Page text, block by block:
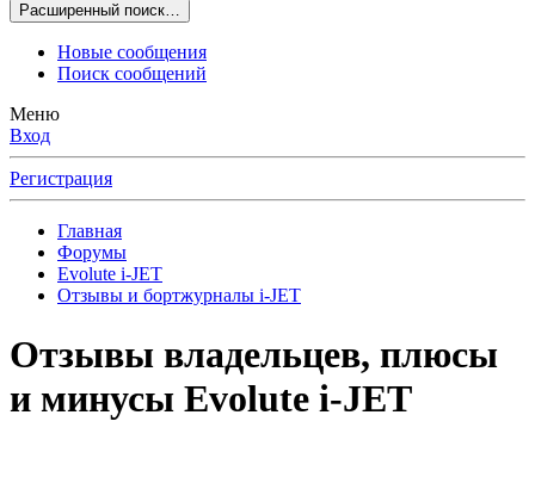
Расширенный поиск…
Новые сообщения
Поиск сообщений
Меню
Вход
Регистрация
Главная
Форумы
Evolute i⁠-JET
Отзывы и бортжурналы i-JET
Отзывы владельцев, плюсы
и минусы Evolute i-JET